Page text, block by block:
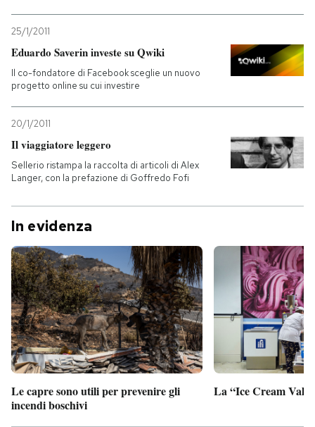
25/1/2011
Eduardo Saverin investe su Qwiki
Il co-fondatore di Facebook sceglie un nuovo
progetto online su cui investire
20/1/2011
Il viaggiatore leggero
Sellerio ristampa la raccolta di articoli di Alex
Langer, con la prefazione di Goffredo Fofi
In evidenza
Le capre sono utili per prevenire gli
incendi boschivi
La “Ice Cream